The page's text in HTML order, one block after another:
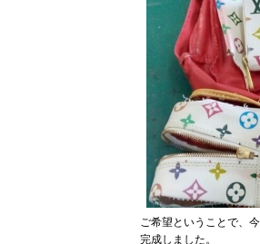
ご希望ということで、
完成しました。